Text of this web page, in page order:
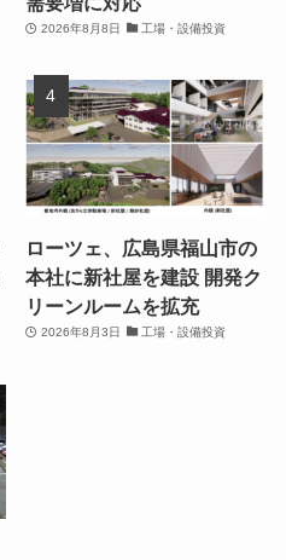
2026年8月8日 工場・設備投資
ローツェ、広島県福山市の
本社に新社屋を建設 開発ク
リーンルームを拡充
2026年8月3日 工場・設備投資